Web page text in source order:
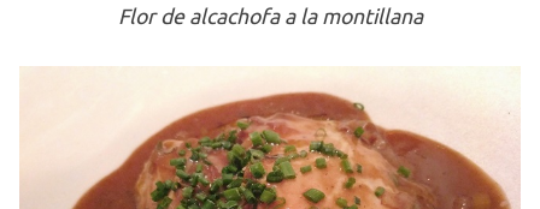
Flor de alcachofa a la montillana